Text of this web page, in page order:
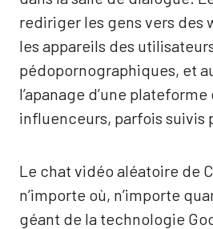
rediriger les gens vers des
les appareils des
pédopornographiques, et
l’apanage d’une
influenceurs, parfois suivis
Le chat vidéo aléatoire de
n’importe où, n’importe
géant de la technologie